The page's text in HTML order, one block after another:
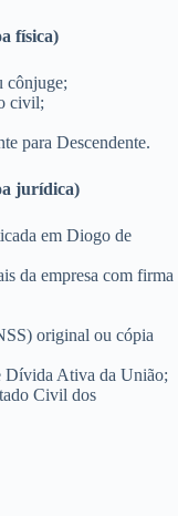
física)
cônjuge;
civil;
para Descendente.
jurídica)
em Diogo de
da empresa com firma
original ou cópia
Dívida Ativa da União;
Civil dos